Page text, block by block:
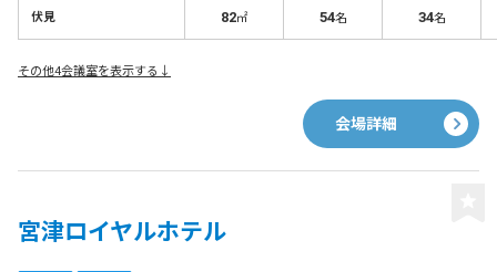
伏見 82㎡ 54名 34名
その他4会議室を表示する↓
会場詳細
宮津ロイヤルホテル